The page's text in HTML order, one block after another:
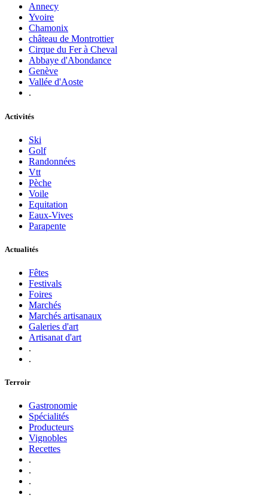
Annecy
Yvoire
Chamonix
château de Montrottier
Cirque du Fer à Cheval
Abbaye d'Abondance
Genève
Vallée d'Aoste
.
Activités
Ski
Golf
Randonnées
Vtt
Pèche
Voile
Equitation
Eaux-Vives
Parapente
Actualités
Fêtes
Festivals
Foires
Marchés
Marchés artisanaux
Galeries d'art
Artisanat d'art
.
.
Terroir
Gastronomie
Spécialités
Producteurs
Vignobles
Recettes
.
.
.
.